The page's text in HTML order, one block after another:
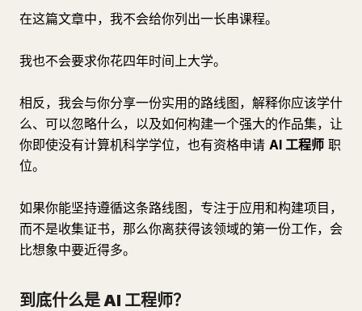
在这篇文章中，我不会给你列出一长串课程。
我也不会要求你花四年时间上大学。
相反，我会与你分享一份实用的路线图，解释你应该学什
么、可以忽略什么，以及如何构建一个强大的作品集，让
你即使没有计算机科学学位，也有资格申请 AI 工程师 职
位。
如果你能坚持遵循这条路线图，专注于应用和构建项目，
而不是收集证书，那么你离获得该领域的第一份工作，会
比想象中要近得多。
到底什么是 AI 工程师？